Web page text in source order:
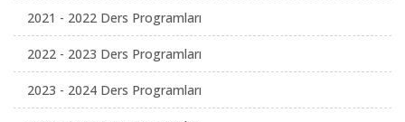
2021 - 2022 Ders Programları
2022 - 2023 Ders Programları
2023 - 2024 Ders Programları